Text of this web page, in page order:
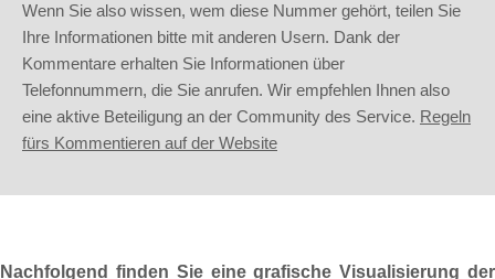
Wenn Sie also wissen, wem diese Nummer gehört, teilen Sie
Ihre Informationen bitte mit anderen Usern. Dank der
Kommentare erhalten Sie Informationen über
Telefonnummern, die Sie anrufen. Wir empfehlen Ihnen also
eine aktive Beteiligung an der Community des Service. Regeln
fürs Kommentieren auf der Website
Nachfolgend finden Sie eine grafische Visualisierung der